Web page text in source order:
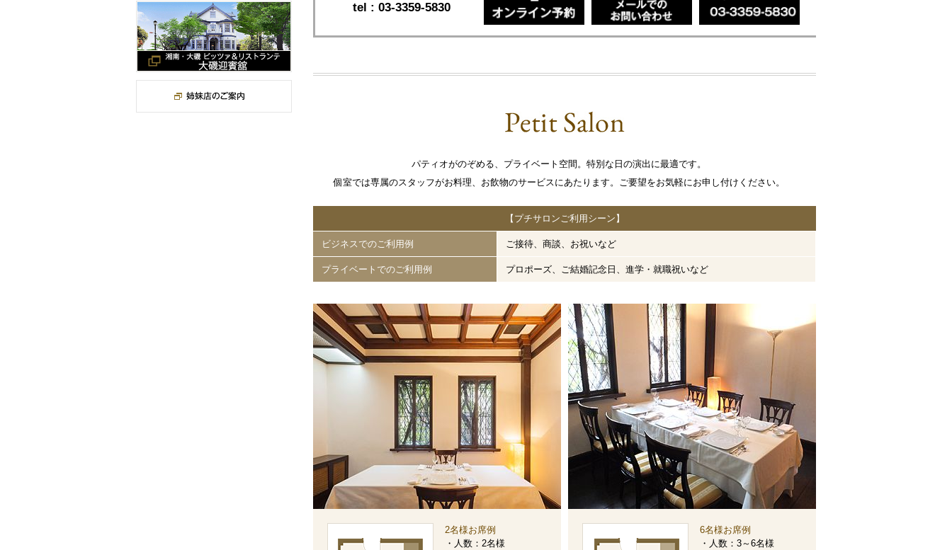
tel : 03-3359-5830
パティオがのぞめる、プライベート空間。特別な日の演出に最適です。
個室では専属のスタッフがお料理、お飲物のサービスにあたります。ご要望をお気軽にお申し付けください。
【プチサロンご利用シーン】
ビジネスでのご利用例 ご接待、商談、お祝いなど
プライベートでのご利用例 プロポーズ、ご結婚記念日、進学・就職祝いなど
2名様お席例
・人数：2名様
6名様お席例
・人数：3～6名様